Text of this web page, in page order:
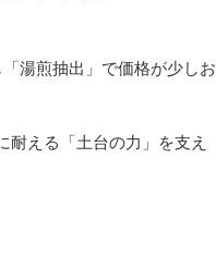
湯煎抽出」で価格が少しお
耐える「土台の力」を支え